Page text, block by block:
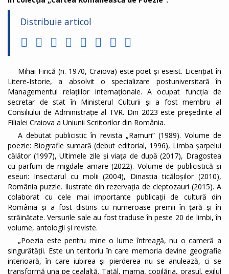
Distribuie articol
Mihai Firică (n. 1970, Craiova) este poet și eseist. Licențiat în
Litere-Istorie, a absolvit o specializare postuniversitară în
Managementul relațiilor internaționale. A ocupat funcția de
secretar de stat în Ministerul Culturii și a fost membru al
Consiliului de Administrație al TVR. Din 2023 este președinte al
Filialei Craiova a Uniunii Scriitorilor din România.
A debutat publicistic în revista „Ramuri” (1989). Volume de
poezie: Biografie sumară (debut editorial, 1996), Limba șarpelui
călător (1997), Ultimele zile și viața de după (2017), Dragostea
cu parfum de migdale amare (2022). Volume de publicistică și
eseuri: Insectarul cu molii (2004), Dinastia ticăloșilor (2010),
România puzzle. Ilustrate din rezervația de cleptozauri (2015). A
colaborat cu cele mai importante publicații de cultură din
România și a fost distins cu numeroase premii în țară și în
străinătate. Versurile sale au fost traduse în peste 20 de limbi, în
volume, antologii și reviste.
„Poezia este pentru mine o lume întreagă, nu o cameră a
singurătății. Este un teritoriu în care memoria devine geografie
interioară, în care iubirea și pierderea nu se anulează, ci se
transformă una pe cealaltă. Tatăl, mama, copilăria, orașul, exilul